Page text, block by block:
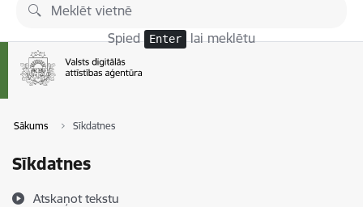
Pāriet uz lapas saturu
Spied Enter lai meklētu
Sākums Sīkdatnes
Sīkdatnes
Atskaņot tekstu